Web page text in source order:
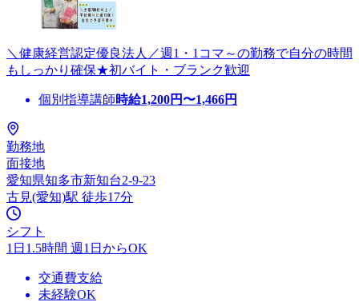
＼健康経営認定優良法人／週1・1コマ～の勤務で自分の時間
もしっかり確保★初バイト・ブランク歓迎
個別指導講師時給1,200円〜1,466円
勤務地
面接地
愛知県知多市新知台2-9-23
古見(愛知)駅 徒歩17分
シフト
1日1.5時間 週1日からOK
交通費支給
未経験OK